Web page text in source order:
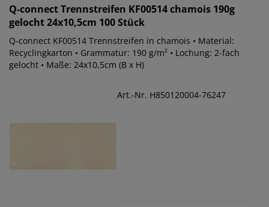
Q-connectTrennstreifen KF00514 chamois 190g
gelocht 24x10,5cm 100 Stück
Q-connect KF00514 Trennstreifen in chamois • Material:
Recyclingkarton • Grammatur: 190 g/m² • Lochung: 2-fach
gelocht • Maße: 24x10,5cm (B x H)
Art.-Nr. H850120004-76247